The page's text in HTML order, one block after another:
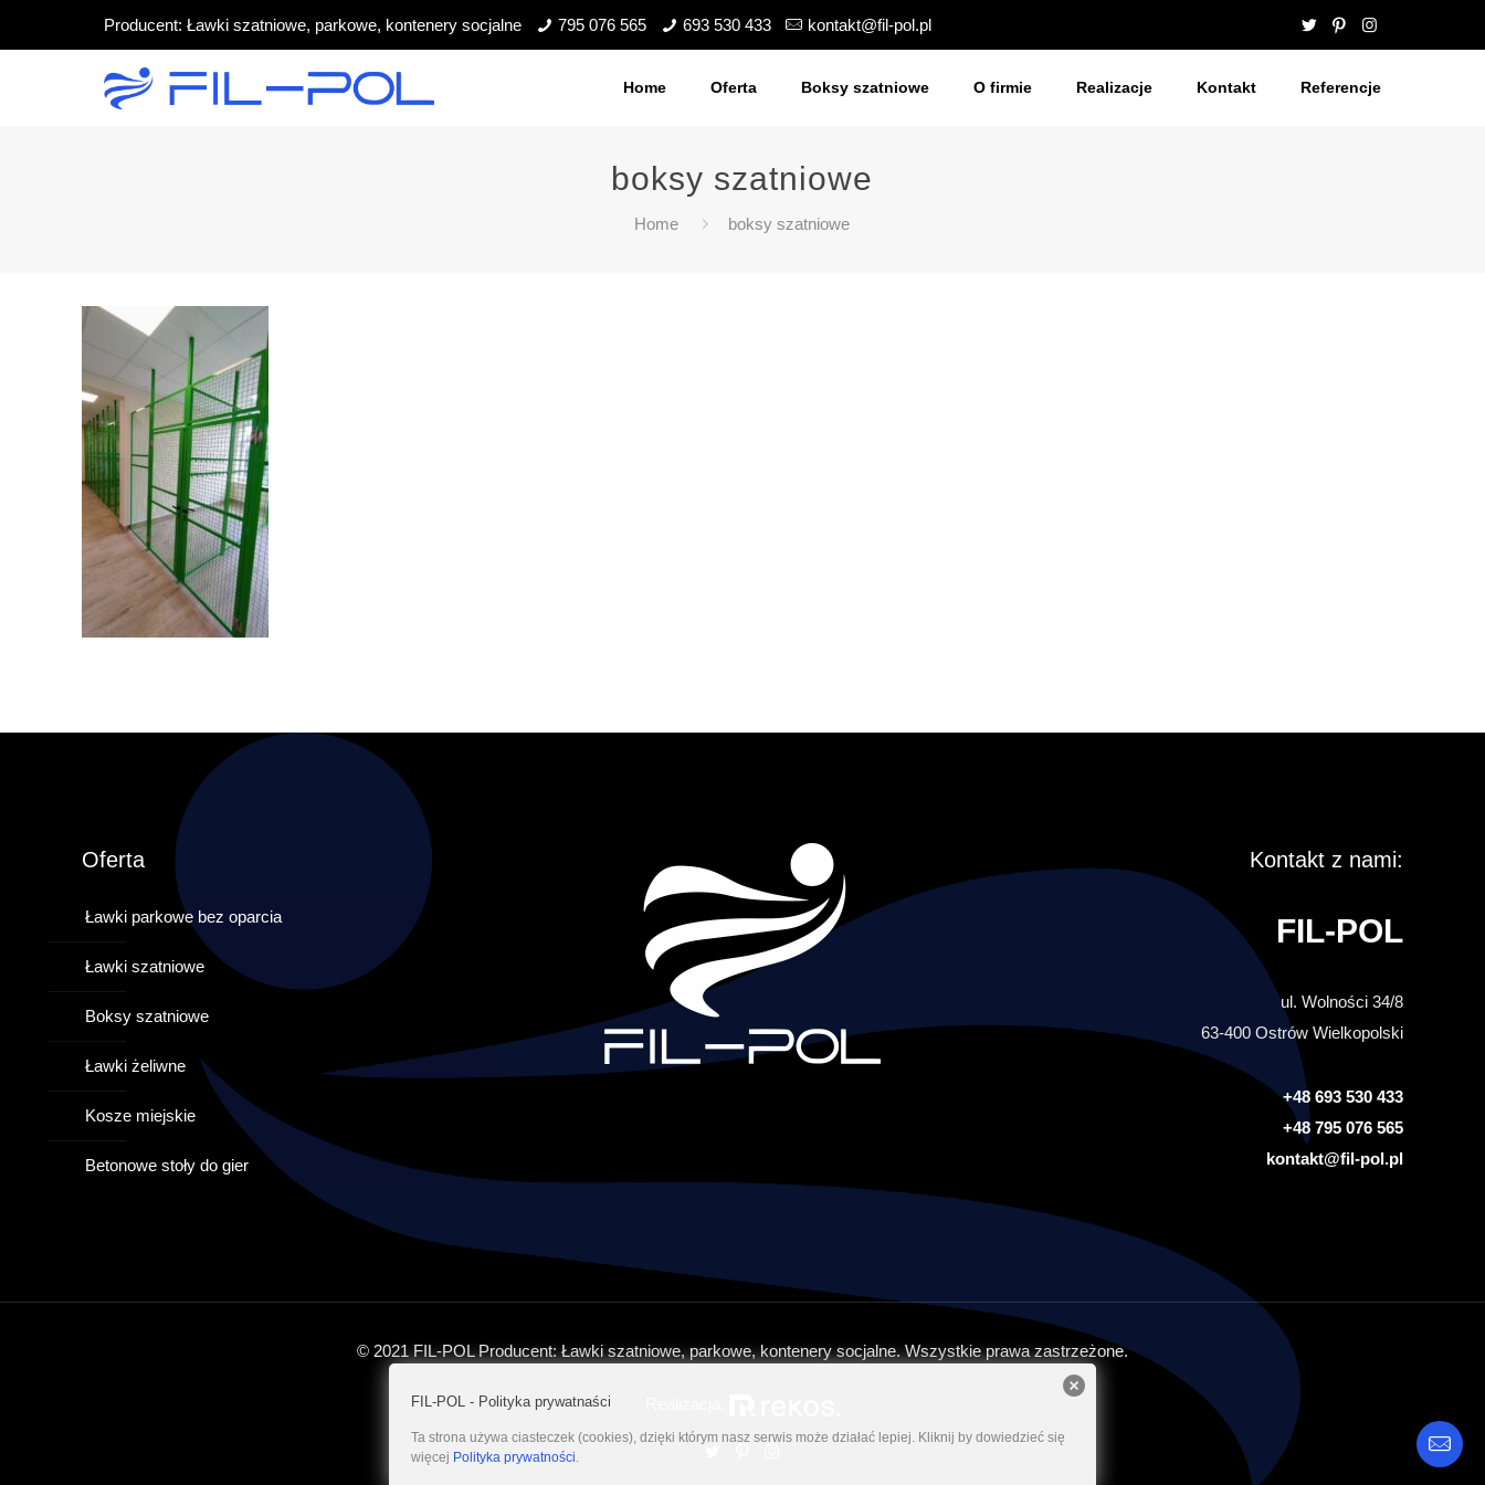
Producent: Ławki szatniowe, parkowe, kontenery socjalne 795 076 565 693 530 433 kontakt@fil-pol.pl
Home Oferta Boksy szatniowe O firmie Realizacje Kontakt Referencje
boksy szatniowe
Home boksy szatniowe
Oferta
Ławki parkowe bez oparcia
Ławki szatniowe
Boksy szatniowe
Ławki żeliwne
Kosze miejskie
Betonowe stoły do gier
Kontakt z nami:
FIL-POL
ul. Wolności 34/8
63-400 Ostrów Wielkopolski
+48 693 530 433
+48 795 076 565
kontakt@fil-pol.pl
© 2021 FIL-POL Producent: Ławki szatniowe, parkowe, kontenery socjalne. Wszystkie prawa zastrzeżone.
FIL-POL - Polityka prywatnaści
Ta strona używa ciasteczek (cookies), dzięki którym nasz serwis może działać lepiej. Kliknij by dowiedzieć się
więcej Polityka prywatności.